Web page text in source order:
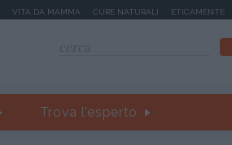
VITA DA MAMMA CURE NATURALI ETICAMENTE
Trova l'esperto